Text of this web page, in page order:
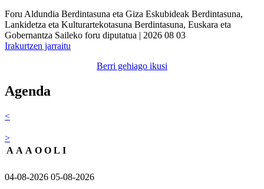
Foru Aldundia Berdintasuna eta Giza Eskubideak Berdintasuna,
Lankidetza eta Kulturartekotasuna Berdintasuna, Euskara eta
Gobernantza Saileko foru diputatua | 2026 08 03
Irakurtzen jarraitu
Berri gehiago ikusi
Agenda
<
>
A A A O O L I
04-08-2026 05-08-2026